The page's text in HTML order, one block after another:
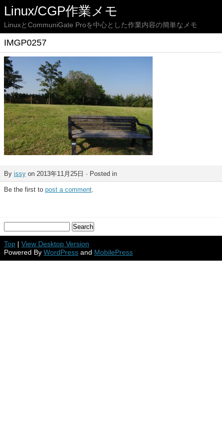
Linux/CGP作業メモ
LinuxとCommuniGate Proを中心とした作業内容の簡単なメモ
IMGP0257
By issy on 2013年11月25日 · Posted in
Be the first to post a comment.
Top | View Desktop Version
Powered By WordPress and MobilePress